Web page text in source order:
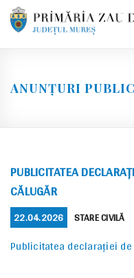
Skip
ANUNȚURI
PUBLICITATEA
CĂLUGĂR
POSTED
ON
22.04.2026 CATEGORIES
STARE CIVILĂ
Publicitatea declarației